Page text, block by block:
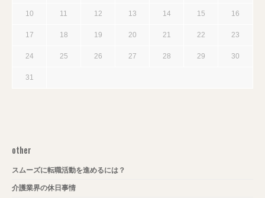
10 11 12 13 14 15 16
17 18 19 20 21 22 23
24 25 26 27 28 29 30
31
other
スムーズに転職活動を進めるには？
介護業界の休日事情